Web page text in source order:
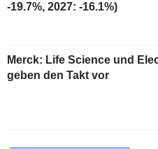
-19.7%, 2027: -16.1%)
Merck: Life Science und
geben den Takt vor